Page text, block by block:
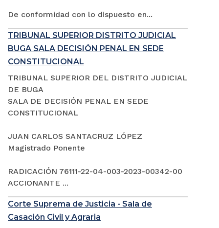
De conformidad con lo dispuesto en...
TRIBUNAL SUPERIOR DISTRITO JUDICIAL
BUGA SALA DECISIÓN PENAL EN SEDE
CONSTITUCIONAL
TRIBUNAL SUPERIOR DEL DISTRITO JUDICIAL
DE BUGA
SALA DE DECISIÓN PENAL EN SEDE
CONSTITUCIONAL
JUAN CARLOS SANTACRUZ LÓPEZ
Magistrado Ponente
RADICACIÓN 76111-22-04-003-2023-00342-00
ACCIONANTE ...
Corte Suprema de Justicia - Sala de
Casación Civil y Agraria